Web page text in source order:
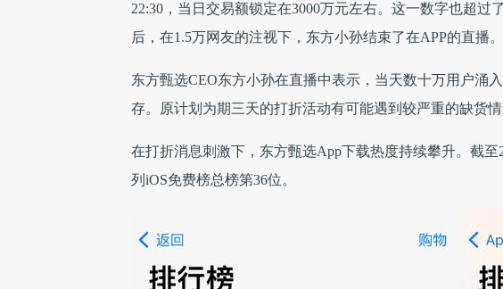
22:30，当日交易额锁定在3000万元左右。这一数字也超
后，在1.5万网友的注视下，东方小孙结束了在APP的直播。
东方甄选CEO东方小孙在直播中表示，当天数十万用户涌
存。原计划为期三天的打折活动有可能遇到较严重的缺货
在打折消息刺激下，东方甄选App下载热度持续攀升。截
列iOS免费榜总榜第36位。